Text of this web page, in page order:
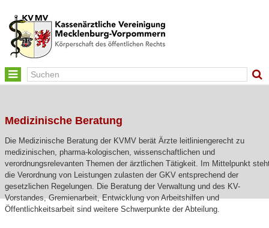
Toggle
navigation
Medizinische Beratung
Die Medizinische Beratung der KVMV berät Ärzte leitliniengerecht zu
medizinischen, pharma-kologischen, wissenschaftlichen und
verordnungsrelevanten Themen der ärztlichen Tätigkeit. Im Mittelpunkt
die Verordnung von Leistungen zulasten der GKV entsprechend der
gesetzlichen Regelungen. Die Beratung der Verwaltung und des KV-
Vorstandes, Gremienarbeit, Entwicklung von Arbeitshilfen und
Öffentlichkeitsarbeit sind weitere Schwerpunkte der Abteilung.